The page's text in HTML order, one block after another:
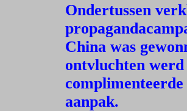
Ondertussen
China was
ontvluchten werd
aanpak.